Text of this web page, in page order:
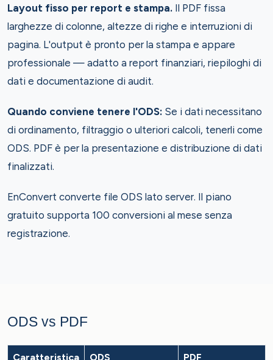
Layout fisso per report e stampa. Il PDF fissa
larghezze di colonne, altezze di righe e interruzioni di
pagina. L'output è pronto per la stampa e appare
professionale — adatto a report finanziari, riepiloghi di
dati e documentazione di audit.
Quando conviene tenere l'ODS: Se i dati necessitano
di ordinamento, filtraggio o ulteriori calcoli, tenerli come
ODS. PDF è per la presentazione e distribuzione di dati
finalizzati.
EnConvert converte file ODS lato server. Il piano
gratuito supporta 100 conversioni al mese senza
registrazione.
ODS vs PDF
Caratteristica ODS PDF